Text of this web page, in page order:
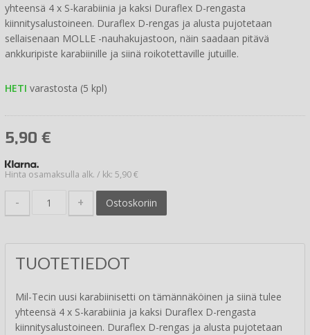
yhteensä 4 x S-karabiinia ja kaksi Duraflex D-rengasta
kiinnitysalustoineen. Duraflex D-rengas ja alusta pujotetaan
sellaisenaan MOLLE -nauhakujastoon, näin saadaan pitävä
ankkuripiste karabiinille ja siinä roikotettaville jutuille.
HETI varastosta (5 kpl)
5,90 €
Hinta osamaksulla alk. / kk: 5,90 €
- + Ostoskoriin
TUOTETIEDOT
Mil-Tecin uusi karabiinisetti on tämännäköinen ja siinä tulee
yhteensä 4 x S-karabiinia ja kaksi Duraflex D-rengasta
kiinnitysalustoineen. Duraflex D-rengas ja alusta pujotetaan